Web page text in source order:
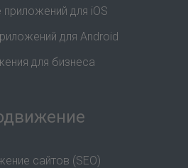
приложений для iOS
для Android
для бизнеса
сайтов (SEO)